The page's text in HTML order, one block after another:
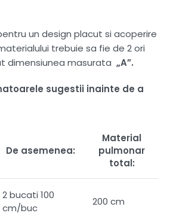
un design placut si acoperire
trebuie sa fie de 2 ori
dimensiunea masurata „A”.
sugestii inainte de a
De asemenea:
Material
pulmonar
total:
2 bucati 100
cm/buc
200 cm